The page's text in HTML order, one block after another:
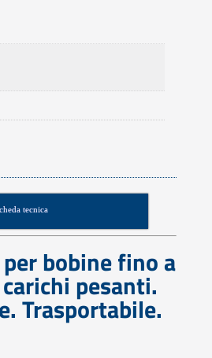
tecnica
bobine fino a
pesanti.
Trasportabile.